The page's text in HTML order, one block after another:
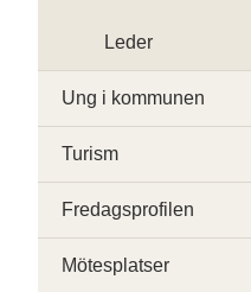
Leder
Ung i kommunen
Turism
Fredagsprofilen
Mötesplatser